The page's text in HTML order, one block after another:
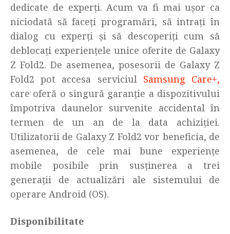
dedicate de experți. Acum va fi mai ușor ca
niciodată să faceți programări, să intrați în
dialog cu experți și să descoperiți cum să
deblocați experiențele unice oferite de Galaxy
Z Fold2. De asemenea, posesorii de Galaxy Z
Fold2 pot accesa serviciul Samsung Care+,
care oferă o singură garanție a dispozitivului
împotriva daunelor survenite accidental în
termen de un an de la data achiziției.
Utilizatorii de Galaxy Z Fold2 vor beneficia, de
asemenea, de cele mai bune experiențe
mobile posibile prin susținerea a trei
generații de actualizări ale sistemului de
operare Android (OS).
Disponibilitate